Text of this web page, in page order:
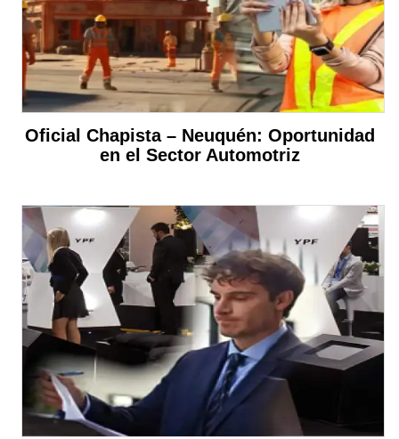
Oficial Chapista – Neuquén: Oportunidad
en el Sector Automotriz